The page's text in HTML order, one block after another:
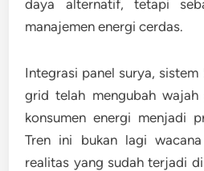
daya alternatif, tetapi
manajemen energi cerdas.
Integrasi panel surya,
grid telah mengubah
konsumen energi menjadi
Tren ini bukan lagi
realitas yang sudah terjadi